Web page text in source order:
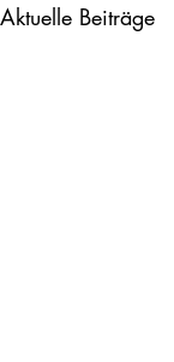
Aktuelle Beiträge